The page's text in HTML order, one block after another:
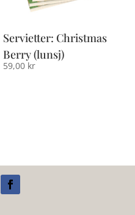
Servietter: Christmas
Berry (lunsj)
59,00 kr